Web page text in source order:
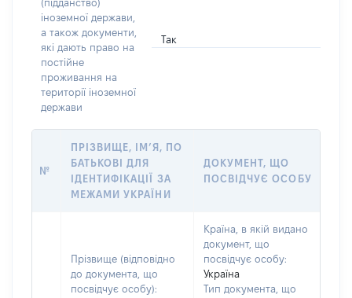
(підданство)
іноземної держави,
а також документи,
які дають право на
постійне
проживання на
території іноземної
держави
Так
№
ПРІЗВИЩЕ, ІМ’Я, ПО
БАТЬКОВІ ДЛЯ
ІДЕНТИФІКАЦІЇ ЗА
МЕЖАМИ УКРАЇНИ
ДОКУМЕНТ, ЩО
ПОСВІДЧУЄ ОСОБУ
Прізвище (відповідно
до документа, що
посвідчує особу):
Країна, в якій видано
документ, що
посвідчує особу:
Україна
Тип документа, що